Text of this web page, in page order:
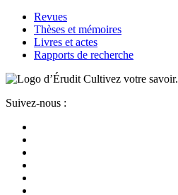
Revues
Thèses et mémoires
Livres et actes
Rapports de recherche
Cultivez votre savoir.
Suivez-nous :